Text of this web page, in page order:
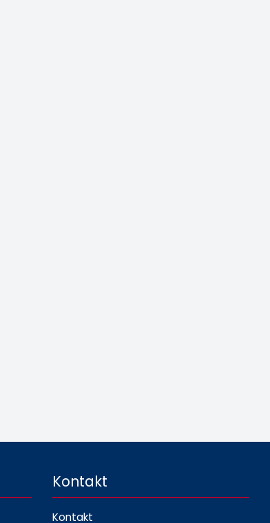
Kontakt
Kontakt